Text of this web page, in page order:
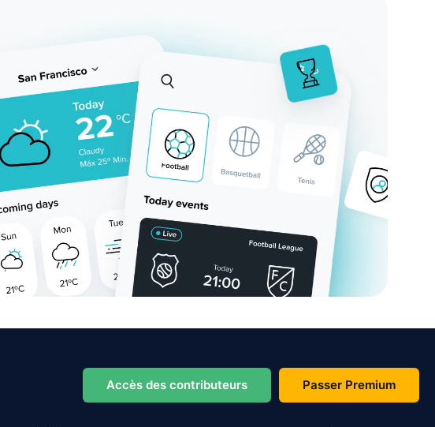
Accès des contributeurs Passer Premium